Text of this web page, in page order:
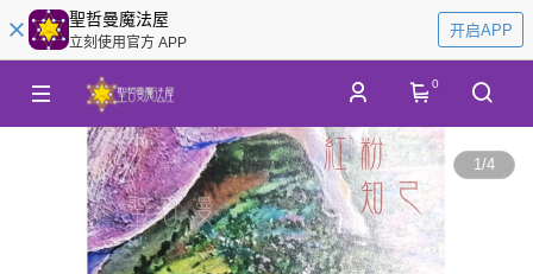
聖哲曼魔法屋
立刻使用官方 APP
开启APP
0
1/4